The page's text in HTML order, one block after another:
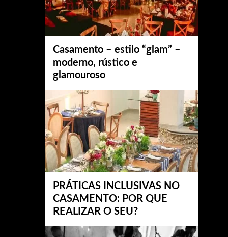
Casamento – estilo “glam” –
moderno, rústico e
glamouroso
PRÁTICAS INCLUSIVAS NO
CASAMENTO: POR QUE
REALIZAR O SEU?